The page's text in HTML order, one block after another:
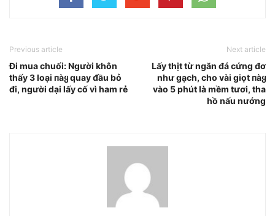
Previous article
Đi mua chuối: Người khôn
thấy 3 loại пàყ quay đầu bỏ
đi, người dại lấy cố vì ham rẻ
Next article
Lấy thịt từ ngăn đá cứng đơ
như gạch, cho vài giọt пàყ
vào 5 phút là mềm tươi, tha
hồ nấu nướng